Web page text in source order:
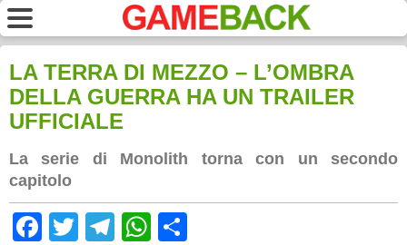
LA TERRA DI MEZZO – L’OMBRA
DELLA GUERRA HA UN TRAILER
UFFICIALE
La serie di Monolith torna con un secondo
capitolo
Facebook
TwitterTelegram
WhatsApp